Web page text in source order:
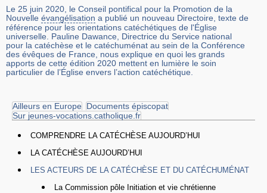
Le 25 juin 2020, le Conseil pontifical pour la Promotion de la
Nouvelle évangélisation a publié un nouveau Directoire, texte de
référence pour les orientations catéchétiques de l'Église
universelle. Pauline Dawance, Directrice du Service national
pour la catéchèse et le catéchuménat au sein de la Conférence
des évêques de France, nous explique en quoi les grands
apports de cette édition 2020 mettent en lumière le soin
particulier de l’Église envers l’action catéchétique.
Ailleurs en Europe Documents épiscopat
Sur jeunes-vocations.catholique.fr
COMPRENDRE LA CATÉCHÈSE AUJOURD’HUI
LA CATÉCHÈSE AUJOURD’HUI
LES ACTEURS DE LA CATÉCHÈSE ET DU CATÉCHUMÉNAT
La Commission pôle Initiation et vie chrétienne